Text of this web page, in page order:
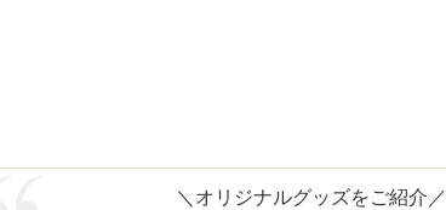
＼オリジナルグッズをご紹介／